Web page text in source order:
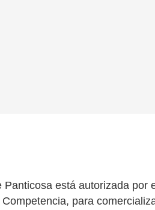
Panticosa está autorizada por
para